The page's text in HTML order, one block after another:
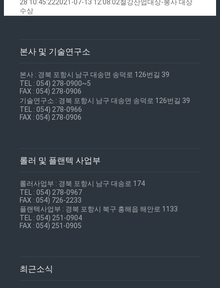
28 10:45:222021-07-13 12:08:02철강산업대상-봉사 대상
수상
본사 및 기술연구소
본사 : 경북 포항시 남구 대송면 송덕로 126번길 39
TEL : 054) 278-0900~5
FAX : 054) 278-0906
기술연구소 : 경북 포항시 남구 대송면 송덕로 126번길 39
TEL : 054) 278-0966
FAX : 054) 278-0906
롤러 및 플랜텍 사업부
롤러사업부 : 경북 포항시 남구 대송로 174
TEL : 054) 278-0967
FAX : 054) 726-2233
플랜텍사업부 : 경북 포항시 북구 흥해읍 해안로 1133
TEL : 054) 251-0904
FAX : 054) 251-0905
최근소식